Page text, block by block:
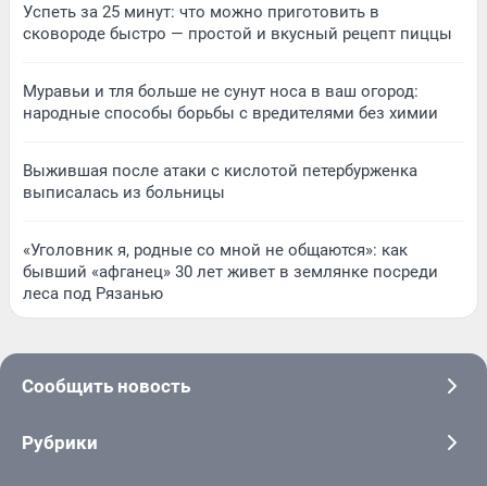
Успеть за 25 минут: что можно приготовить в
сковороде быстро — простой и вкусный рецепт пиццы
Муравьи и тля больше не сунут носа в ваш огород:
народные способы борьбы с вредителями без химии
Выжившая после атаки с кислотой петербурженка
выписалась из больницы
«Уголовник я, родные со мной не общаются»: как
бывший «афганец» 30 лет живет в землянке посреди
леса под Рязанью
Сообщить новость
Рубрики